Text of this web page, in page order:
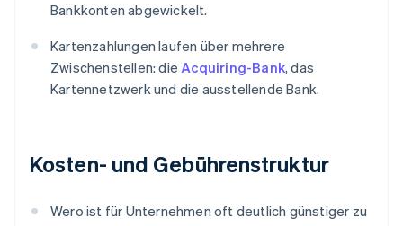
Bankkonten abgewickelt.
Kartenzahlungen laufen über mehrere
Zwischenstellen: dieAcquiring-Bank, das
Kartennetzwerk und die ausstellende Bank.
Kosten- und Gebührenstruktur
Wero ist für Unternehmen oft deutlich günstiger zu